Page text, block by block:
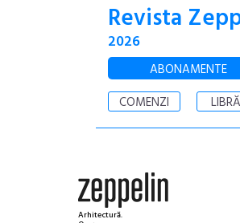
Revista
2026
ABONAMENTE
COMENZI
Arhitectură.